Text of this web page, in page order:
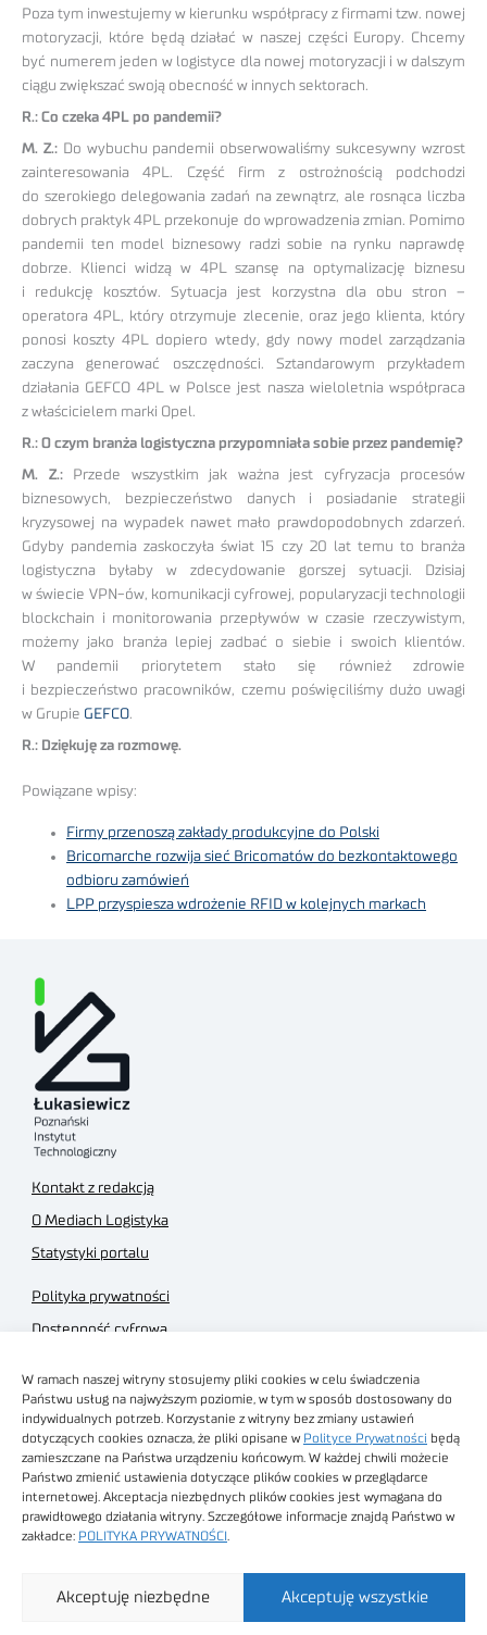
W ramach naszej witryny stosujemy pliki cookies w celu świadczenia
Państwu usług na najwyższym poziomie, w tym w sposób dostosowany do
indywidualnych potrzeb. Korzystanie z witryny bez zmiany ustawień
dotyczących cookies oznacza, że pliki opisane w Polityce Prywatności będą
zamieszczane na Państwa urządzeniu końcowym. W każdej chwili możecie
Państwo zmienić ustawienia dotyczące plików cookies w przeglądarce
internetowej. Akceptacja niezbędnych plików cookies jest wymagana do
prawidłowego działania witryny. Szczegółowe informacje znajdą Państwo w
zakładce: POLITYKA PRYWATNOŚCI
Akceptuję wszystkie
Akceptuję niezbędne
Poza tym inwestujemy w kierunku współpracy z firmami tzw. nowej
motoryzacji, które będą działać w naszej części Europy. Chcemy
być numerem jeden w logistyce dla nowej motoryzacji i w dalszym
ciągu zwiększać swoją obecność w innych sektorach.
R.: Co czeka 4PL po pandemii?
M. Z.:Do wybuchu pandemii obserwowaliśmy sukcesywny wzrost
zainteresowania 4PL. Część firm z ostrożnością podchodzi
do szerokiego delegowania zadań na zewnątrz, ale rosnąca liczba
dobrych praktyk 4PL przekonuje do wprowadzenia zmian. Pomimo
pandemii ten model biznesowy radzi sobie na rynku naprawdę
dobrze. Klienci widzą w 4PL szansę na optymalizację biznesu
i redukcję kosztów. Sytuacja jest korzystna dla obu stron –
operatora 4PL, który otrzymuje zlecenie, oraz jego klienta, który
ponosi koszty 4PL dopiero wtedy, gdy nowy model zarządzania
zaczyna generować oszczędności. Sztandarowym przykładem
działania GEFCO 4PL w Polsce jest nasza wieloletnia współpraca
z właścicielem marki Opel.
R.: O czym branża logistyczna przypomniała sobie przez pandemię?
M. Z.:Przede wszystkim jak ważna jest cyfryzacja procesów
biznesowych, bezpieczeństwo danych i posiadanie strategii
kryzysowej na wypadek nawet mało prawdopodobnych zdarzeń.
Gdyby pandemia zaskoczyła świat 15 czy 20 lat temu to branża
logistyczna byłaby w zdecydowanie gorszej sytuacji. Dzisiaj
w świecie VPN-ów, komunikacji cyfrowej, popularyzacji technologii
blockchain i monitorowania przepływów w czasie rzeczywistym,
możemy jako branża lepiej zadbać o siebie i swoich klientów.
W pandemii priorytetem stało się również zdrowie
i bezpieczeństwo pracowników, czemu poświęciliśmy dużo uwagi
w Grupie GEFCO.
R.: Dziękuję za rozmowę.
Powiązane wpisy:
Firmy przenoszą zakłady produkcyjne do Polski
Bricomarche rozwija sieć Bricomatów do bezkontaktowego
odbioru zamówień
LPP przyspiesza wdrożenie RFID w kolejnych markach
Kontakt z redakcją
O Mediach Logistyka
Statystyki portalu
Polityka prywatności
Dostępność cyfrowa
Regulamin sklepu
Obrazy stockowe
autorstwa
Technologiczny